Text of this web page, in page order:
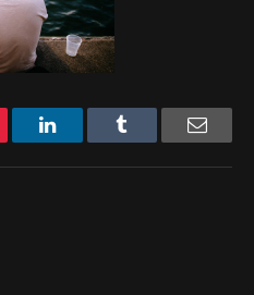
LinkedIn Email